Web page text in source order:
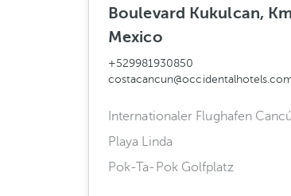
Boulevard Kukulcan,
Mexico
+529981930850
Internationaler Flughafen
Playa Linda
Pok-Ta-Pok Golfplatz